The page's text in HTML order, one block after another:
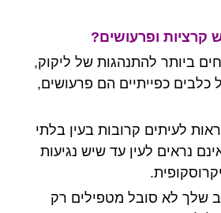
קרציות ופרעושים?
ביותר להתנהגות של ליקוק,
כלבים כפייתיים הם פרעושים,
לעיתים קרובות בעין בלתי
נראים לעין עד שיש נגיעות
שלך לא סובל מטפילים רק